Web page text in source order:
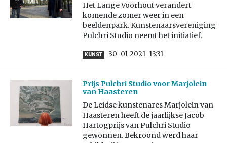
Het Lange Voorhout verandert
komende zomer weer in een
beeldenpark. Kunstenaarsvereniging
Pulchri Studio neemt het initiatief.
KUNST 30-01-2021 13:31
Prijs Pulchri Studio voor Marjolein
van Haasteren
De Leidse kunstenares Marjolein van
Haasteren heeft de jaarlijkse Jacob
Hartogprijs van Pulchri Studio
gewonnen. Bekroond werd haar